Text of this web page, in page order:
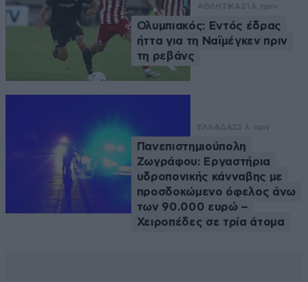
ΑΘΛΗΤΙΚΑ 21 λ. πριν
Ολυμπιακός: Εντός έδρας
ήττα για τη Ναϊμέγκεν πριν
τη ρεβάνς
ΕΛΛΑΔΑ23 λ. πριν
Πανεπιστημιούπολη
Ζωγράφου: Εργαστήρια
υδροπονικής κάνναβης με
προσδοκώμενο όφελος άνω
των 90.000 ευρώ –
Χειροπέδες σε τρία άτομα